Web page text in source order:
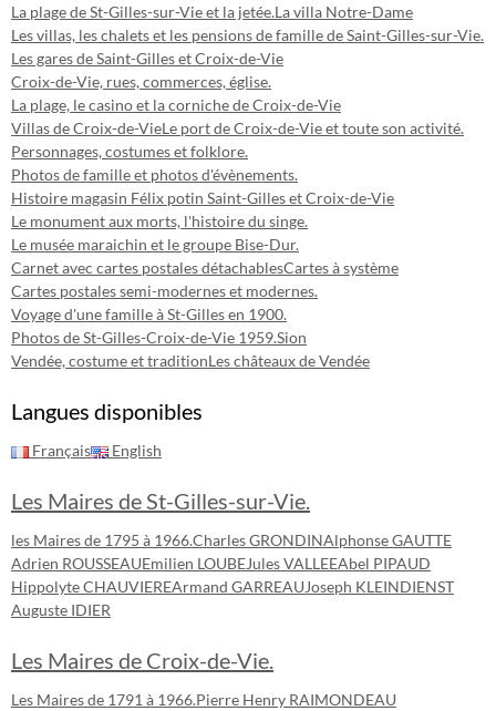
La plage de St-Gilles-sur-Vie et la jetée.La villa Notre-Dame
Les villas, les chalets et les pensions de famille de Saint-Gilles-sur-Vie.
Les gares de Saint-Gilles et Croix-de-Vie
Croix-de-Vie, rues, commerces, église.
La plage, le casino et la corniche de Croix-de-Vie
Villas de Croix-de-VieLe port de Croix-de-Vie et toute son activité.
Personnages, costumes et folklore.
Photos de famille et photos d'évènements.
Histoire magasin Félix potin Saint-Gilles et Croix-de-Vie
Le monument aux morts, l'histoire du singe.
Le musée maraichin et le groupe Bise-Dur.
Carnet avec cartes postales détachablesCartes à système
Cartes postales semi-modernes et modernes.
Voyage d'une famille à St-Gilles en 1900.
Photos de St-Gilles-Croix-de-Vie 1959.Sion
Vendée, costume et traditionLes châteaux de Vendée
Langues disponibles
Français English
Les Maires de St-Gilles-sur-Vie.
les Maires de 1795 à 1966.Charles GRONDINAlphonse GAUTTE
Adrien ROUSSEAUEmilien LOUBEJules VALLEEAbel PIPAUD
Hippolyte CHAUVIEREArmand GARREAUJoseph KLEINDIENST
Auguste IDIER
Les Maires de Croix-de-Vie.
Les Maires de 1791 à 1966.Pierre Henry RAIMONDEAU